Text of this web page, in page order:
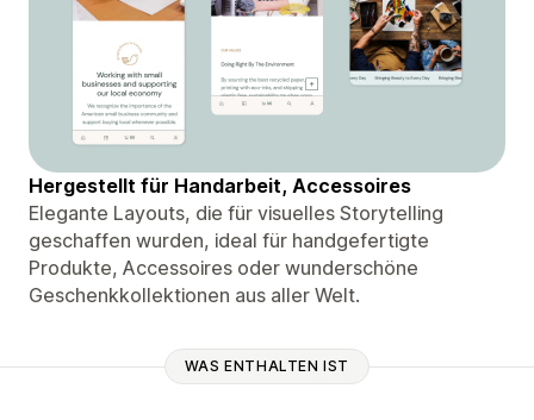
Hergestellt für Handarbeit, Accessoires
Elegante Layouts, die für visuelles Storytelling
geschaffen wurden, ideal für handgefertigte
Produkte, Accessoires oder wunderschöne
Geschenkkollektionen aus aller Welt.
WAS ENTHALTEN IST